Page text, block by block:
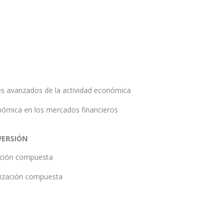
avanzados de la actividad económica
en los mercados financieros
compuesta
compuesta